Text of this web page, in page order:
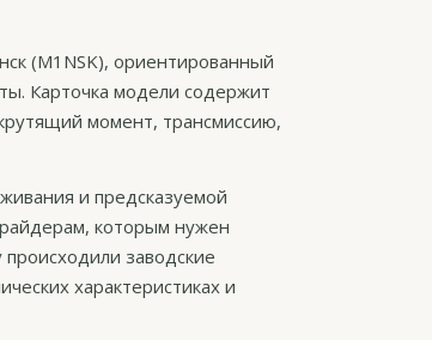
(M1NSK), ориентированный
Карточка модели содержит
момент, трансмиссию,
и предсказуемой
которым нужен
заводские
характеристиках и